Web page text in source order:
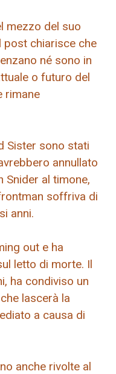
mezzo del suo
post chiarisce che
né sono in
o futuro del
rimane
Sister sono stati
annullato
al timone,
soffriva di
anni.
out e ha
letto di morte. Il
ha condiviso un
lascerà la
a causa di
anche rivolte al